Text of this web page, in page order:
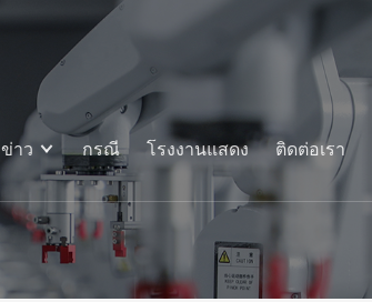
ข่าว กรณี โรงงานแสดง ติดต่อเรา